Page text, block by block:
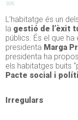
306
L’habitatge és un
la gestió de l’èxit
públics. És el que
presidenta Marga
presidenta ha
els habitatges buits
Pacte social i
Irregulars